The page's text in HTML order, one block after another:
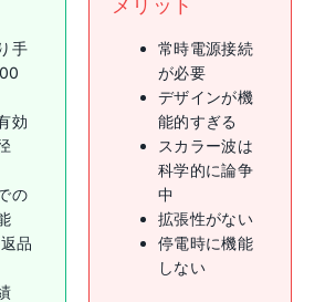
手
効
の
品
メリット
常時電源接続
が必要
デザインが機
能的すぎる
スカラー波は
科学的に論争
中
拡張性がない
停電時に機能
しない